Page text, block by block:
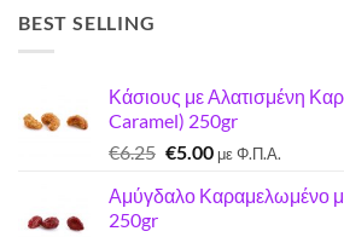
BEST SELLING
Κάσιους με Αλατισμένη
Caramel) 250gr
€6.25 Original
was:
€5.00Η
τιμή
με Φ.Π.Α.
Αμύγδαλο Καραμελωμένο
250gr